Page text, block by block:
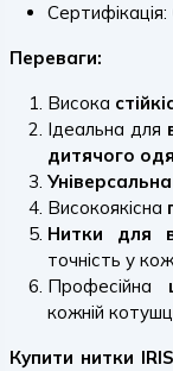
Сертифікація:
Переваги:
Висока
Ідеальна для
дитячого
Високоякісна
Нитки для
точність у
Професійна
кожній
Купити нитки